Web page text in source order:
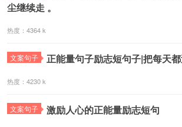
尘继续走 ​​​。
热度：4364 k
文案句子 正能量句子励志短句子|把每天都
热度：4230 k
文案句子 激励人心的正能量励志短句